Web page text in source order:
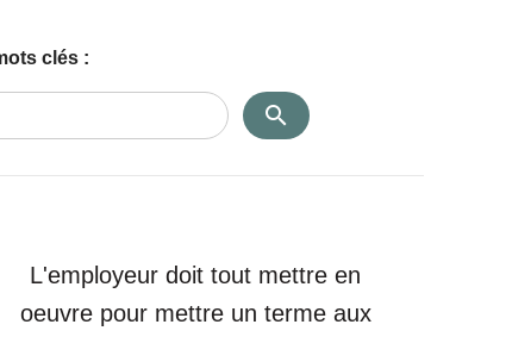
clés :
L'employeur doit tout mettre en
oeuvre pour mettre un terme aux